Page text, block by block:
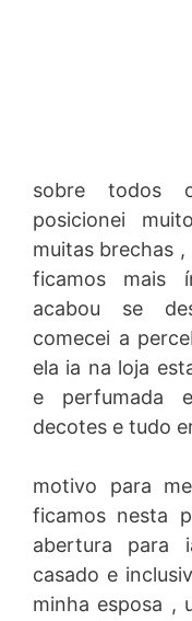
sobre todos
posicionei
muitas brechas
ficamos mais
acabou se
comecei a
ela ia na loja
e perfumada
decotes e tudo
motivo para
ficamos nesta
abertura para
casado e
minha esposa ,